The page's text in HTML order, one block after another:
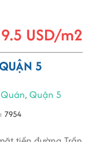
USD/m2
5
,Quận 5
7954